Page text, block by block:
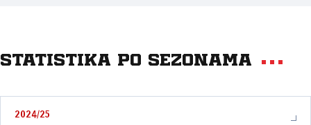
Statistika po sezonama
2024/25